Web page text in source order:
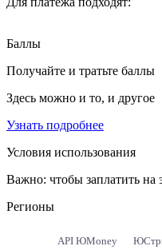
Баллы
Получайте и тратьте баллы
Здесь можно и то, и другое
Узнать подробнее
Условия использования
Важно: чтобы заплатить
Регионы
API ЮMoney